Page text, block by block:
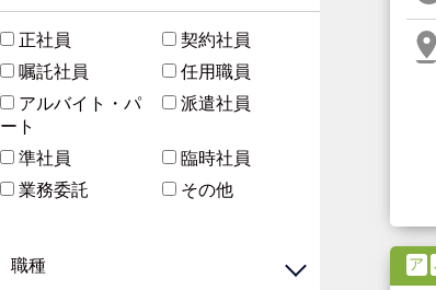
ア
正社員
契約社員
嘱託社員
任用職員
アルバイト・パ
ート
派遣社員
準社員
臨時社員
業務委託
その他
職種